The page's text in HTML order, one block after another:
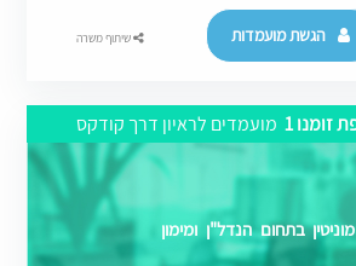
הגשת מועמדות שיתוף משרה
1 מועמדים לראיון דרך קודקס
בתחום הנדל"ן ומימון